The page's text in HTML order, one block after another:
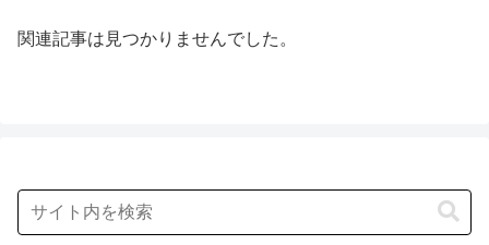
関連記事は見つかりませんでした。